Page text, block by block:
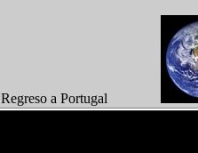
Regreso a Portugal